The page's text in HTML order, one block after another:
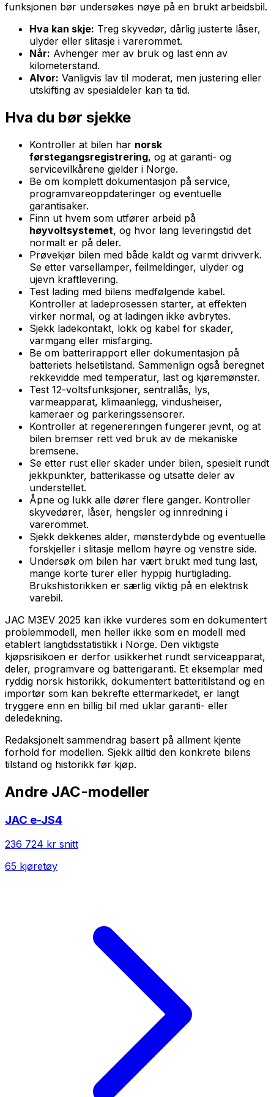
funksjonen bør undersøkes nøye på en brukt arbeidsbil.
Hva kan skje: Treg skyvedør, dårlig justerte låser,
ulyder eller slitasje i varerommet.
Når: Avhenger mer av bruk og last enn av
kilometerstand.
Alvor: Vanligvis lav til moderat, men justering eller
utskifting av spesialdeler kan ta tid.
Hva du bør sjekke
Kontroller at bilen har norsk
førstegangsregistrering, og at garanti- og
servicevilkårene gjelder i Norge.
Be om komplett dokumentasjon på service,
programvareoppdateringer og eventuelle
garantisaker.
Finn ut hvem som utfører arbeid på
høyvoltsystemet, og hvor lang leveringstid det
normalt er på deler.
Prøvekjør bilen med både kaldt og varmt drivverk.
Se etter varsellamper, feilmeldinger, ulyder og
ujevn kraftlevering.
Test lading med bilens medfølgende kabel.
Kontroller at ladeprosessen starter, at effekten
virker normal, og at ladingen ikke avbrytes.
Sjekk ladekontakt, lokk og kabel for skader,
varmgang eller misfarging.
Be om batterirapport eller dokumentasjon på
batteriets helsetilstand. Sammenlign også beregnet
rekkevidde med temperatur, last og kjøremønster.
Test 12-voltsfunksjoner, sentrallås, lys,
varmeapparat, klimaanlegg, vindusheiser,
kameraer og parkeringssensorer.
Kontroller at regenereringen fungerer jevnt, og at
bilen bremser rett ved bruk av de mekaniske
bremsene.
Se etter rust eller skader under bilen, spesielt rundt
jekkpunkter, batterikasse og utsatte deler av
understellet.
Åpne og lukk alle dører flere ganger. Kontroller
skyvedører, låser, hengsler og innredning i
varerommet.
Sjekk dekkenes alder, mønsterdybde og eventuelle
forskjeller i slitasje mellom høyre og venstre side.
Undersøk om bilen har vært brukt med tung last,
mange korte turer eller hyppig hurtiglading.
Brukshistorikken er særlig viktig på en elektrisk
varebil.
JAC M3EV 2025 kan ikke vurderes som en dokumentert
problemmodell, men heller ikke som en modell med
etablert langtidsstatistikk i Norge. Den viktigste
kjøpsrisikoen er derfor usikkerhet rundt serviceapparat,
deler, programvare og batterigaranti. Et eksemplar med
ryddig norsk historikk, dokumentert batteritilstand og en
importør som kan bekrefte ettermarkedet, er langt
tryggere enn en billig bil med uklar garanti- eller
deledekning.
Redaksjonelt sammendrag basert på allment kjente
forhold for modellen. Sjekk alltid den konkrete bilens
tilstand og historikk før kjøp.
Andre JAC-modeller
JAC e-JS4
236 724 kr snitt
65 kjøretøy